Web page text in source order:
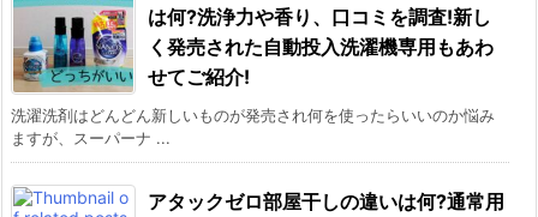
は何?洗浄力や香り、口コミを調査!新し
く発売された自動投入洗濯機専用もあわ
せてご紹介!
洗濯洗剤はどんどん新しいものが発売され何を使ったらいいのか悩み
ますが、スーパーナ ...
アタックゼロ部屋干しの違いは何?通常用